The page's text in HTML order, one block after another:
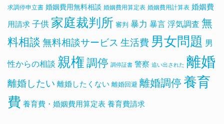
求調停申立書 婚姻費用無料相談 婚姻費用算定表 婚姻費用計算表 婚姻費
用請求 子供 家庭裁判所 審判 暴力 暴言 浮気調査 無
料相談 無料相談サービス 生活費 男女問題 男
性からの相談 親権 調停 調停証書 警察 追い出された 離婚
離婚したい 離婚したくない 離婚回避 離婚調停 養育
費 養育費・婚姻費用算定表 養育費請求